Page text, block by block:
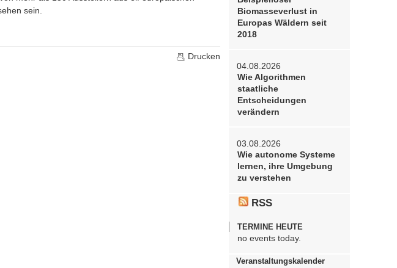
sein.
Drucken
Biomasseverlust in
Europas Wäldern seit
2018
04.08.2026
Wie Algorithmen
staatliche
Entscheidungen
verändern
03.08.2026
Wie autonome Systeme
lernen, ihre Umgebung
zu verstehen
RSS
TERMINE HEUTE
no events today.
Veranstaltungskalender